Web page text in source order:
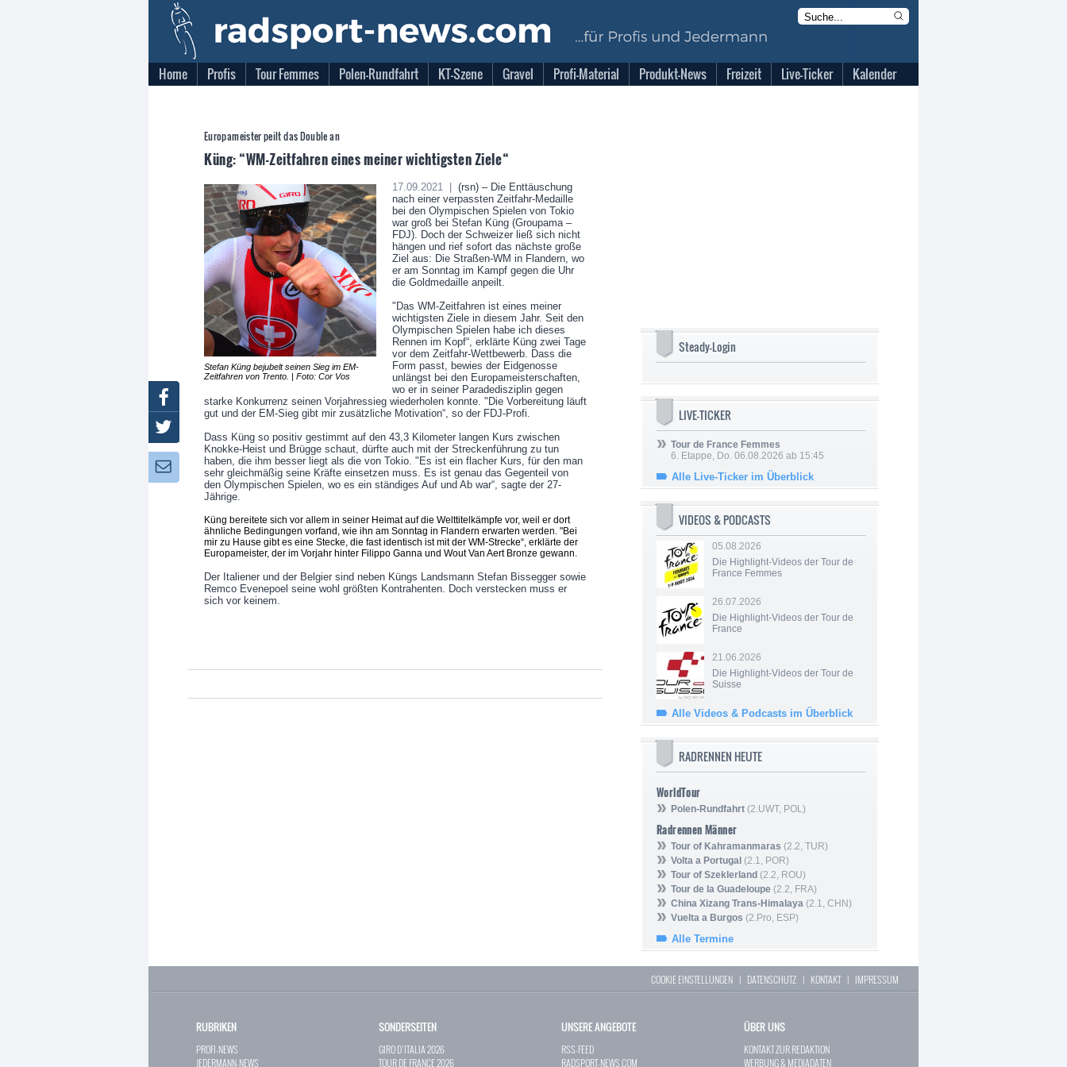
Home Profis Tour Femmes Polen-Rundfahrt KT-Szene Gravel Profi-Material Produkt-News Freizeit Live-Ticker Kalender
Europameister peilt das Double an
Küng: “WM-Zeitfahren eines meiner wichtigsten Ziele“
Stefan Küng bejubelt seinen Sieg im EM-
Zeitfahren von Trento. | Foto: Cor Vos
17.09.2021 |
(rsn) – Die Enttäuschung
nach einer verpassten Zeitfahr-Medaille
bei den Olympischen Spielen von Tokio
war groß bei Stefan Küng (Groupama –
FDJ). Doch der Schweizer ließ sich nicht
hängen und rief sofort das nächste große
Ziel aus: Die Straßen-WM in Flandern, wo
er am Sonntag im Kampf gegen die Uhr
die Goldmedaille anpeilt.
"Das WM-Zeitfahren ist eines meiner
wichtigsten Ziele in diesem Jahr. Seit den
Olympischen Spielen habe ich dieses
Rennen im Kopf“, erklärte Küng zwei Tage
vor dem Zeitfahr-Wettbewerb. Dass die
Form passt, bewies der Eidgenosse
unlängst bei den Europameisterschaften,
wo er in seiner Paradedisziplin gegen
starke Konkurrenz seinen Vorjahressieg wiederholen konnte. "Die Vorbereitung läuft
gut und der EM-Sieg gibt mir zusätzliche Motivation“, so der FDJ-Profi.
Dass Küng so positiv gestimmt auf den 43,3 Kilometer langen Kurs zwischen
Knokke-Heist und Brügge schaut, dürfte auch mit der Streckenführung zu tun
haben, die ihm besser liegt als die von Tokio. "Es ist ein flacher Kurs, für den man
sehr gleichmäßig seine Kräfte einsetzen muss. Es ist genau das Gegenteil von
den Olympischen Spielen, wo es ein ständiges Auf und Ab war“, sagte der 27-
Jährige.
Küng bereitete sich vor allem in seiner Heimat auf die Welttitelkämpfe vor, weil er dort
ähnliche Bedingungen vorfand, wie ihn am Sonntag in Flandern erwarten werden. "Bei
mir zu Hause gibt es eine Stecke, die fast identisch ist mit der WM-Strecke“, erklärte der
Europameister, der im Vorjahr hinter Filippo Ganna und Wout Van Aert Bronze gewann.
Der Italiener und der Belgier sind neben Küngs Landsmann Stefan Bissegger sowie
Remco Evenepoel seine wohl größten Kontrahenten. Doch verstecken muss er
sich vor keinem.
Steady-Login
LIVE-TICKER
Tour de France Femmes
6. Etappe, Do. 06.08.2026 ab 15:45
Alle Live-Ticker im Überblick
VIDEOS & PODCASTS
05.08.2026
Die Highlight-Videos der Tour de
France Femmes
26.07.2026
Die Highlight-Videos der Tour de
France
21.06.2026
Die Highlight-Videos der Tour de
Suisse
Alle Videos & Podcasts im Überblick
RADRENNEN HEUTE
WorldTour
Polen-Rundfahrt (2.UWT, POL)
Radrennen Männer
Tour of Kahramanmaras (2.2, TUR)
Volta a Portugal (2.1, POR)
Tour of Szeklerland (2.2, ROU)
Tour de la Guadeloupe (2.2, FRA)
China Xizang Trans-Himalaya (2.1, CHN)
Vuelta a Burgos (2.Pro, ESP)
Alle Termine
Facebook
Newsletter:
COOKIE EINSTELLUNGEN | DATENSCHUTZ | KONTAKT| IMPRESSUM
RUBRIKEN
PROFI-NEWS
JEDERMANN-NEWS
SONDERSEITEN
GIRO D`ITALIA 2026
TOUR DE FRANCE 2026
UNSERE ANGEBOTE
RSS-FEED
RADSPORT-NEWS.COM
ÜBER UNS
KONTAKT ZUR REDAKTION
WERBUNG & MEDIADATEN